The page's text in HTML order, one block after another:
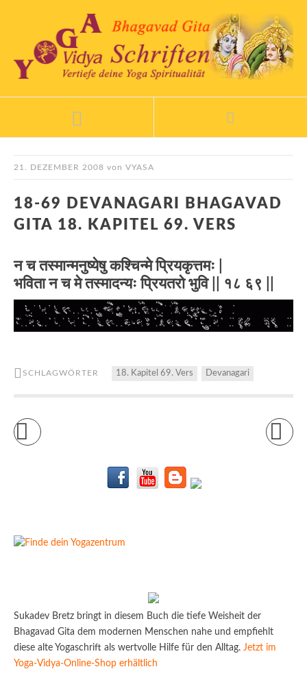
21. DEZEMBER 2008 von VYASA
18-69 DEVANAGARI BHAGAVAD
GITA 18. KAPITEL 69. VERS
न च तस्मान्मनुष्येषु कश्चिन्मे प्रियकृत्तमः |
भविता न च मे तस्मादन्यः प्रियतरो भुवि || १८ ६९ ||
SCHLAGWÖRTER 18. Kapitel 69. Vers Devanagari
Sukadev Bretz bringt in diesem Buch die tiefe Weisheit der
Bhagavad Gita dem modernen Menschen nahe und empfiehlt
diese alte Yogaschrift als wertvolle Hilfe für den Alltag. Jetzt im
Yoga-Vidya-Online-Shop erhältlich